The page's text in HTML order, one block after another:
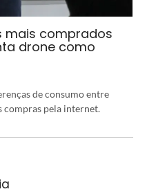
mais comprados
drone como
de consumo entre
compras pela internet.